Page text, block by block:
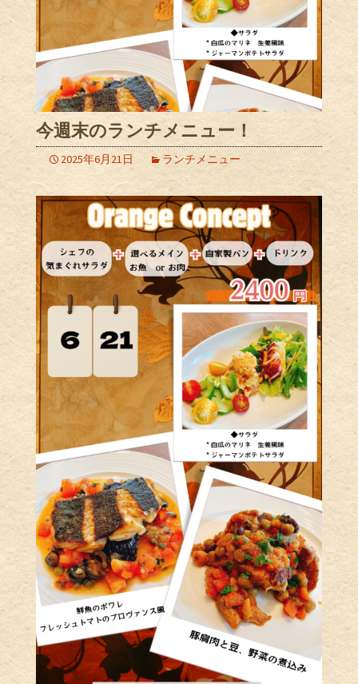
今週末のランチメニュー！
2025年6月21日 ランチメニュー